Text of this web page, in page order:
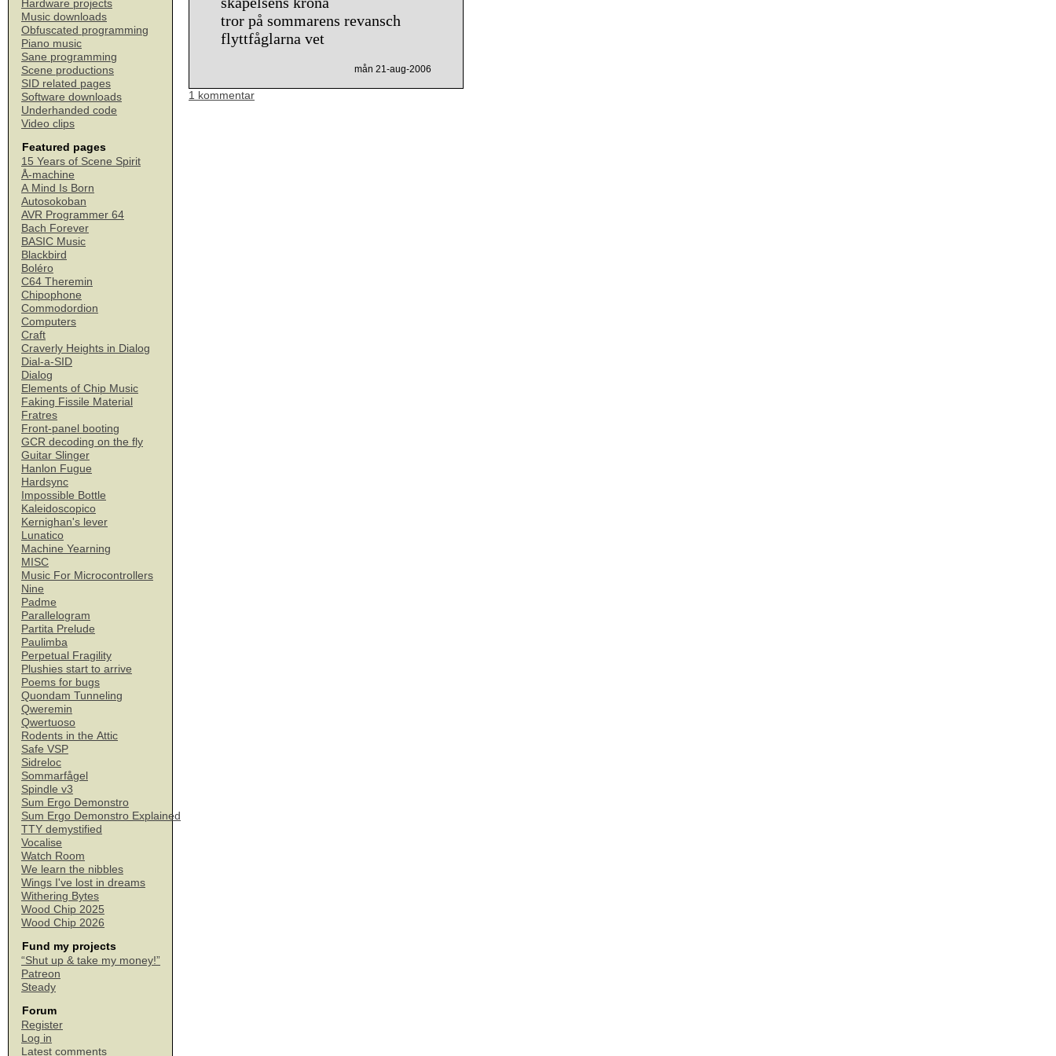
Hardware projects
Music downloads
Obfuscated programming
Piano music
Sane programming
Scene productions
SID related pages
Software downloads
Underhanded code
Video clips
Featured pages
15 Years of Scene Spirit
Å-machine
A Mind Is Born
Autosokoban
AVR Programmer 64
Bach Forever
BASIC Music
Blackbird
Boléro
C64 Theremin
Chipophone
Commodordion
Computers
Craft
Craverly Heights in Dialog
Dial-a-SID
Dialog
Elements of Chip Music
Faking Fissile Material
Fratres
Front-panel booting
GCR decoding on the fly
Guitar Slinger
Hanlon Fugue
Hardsync
Impossible Bottle
Kaleidoscopico
Kernighan's lever
Lunatico
Machine Yearning
MISC
Music For Microcontrollers
Nine
Padme
Parallelogram
Partita Prelude
Paulimba
Perpetual Fragility
Plushies start to arrive
Poems for bugs
Quondam Tunneling
Qweremin
Qwertuoso
Rodents in the Attic
Safe VSP
Sidreloc
Sommarfågel
Spindle v3
Sum Ergo Demonstro
Sum Ergo Demonstro Explained
TTY demystified
Vocalise
Watch Room
We learn the nibbles
Wings I've lost in dreams
Withering Bytes
Wood Chip 2025
Wood Chip 2026
Fund my projects
“Shut up & take my money!”
Patreon
Steady
Forum
Register
Log in
Latest comments
tror på sommarens revansch
flyttfåglarna vet
mån 21-aug-2006
1 kommentar